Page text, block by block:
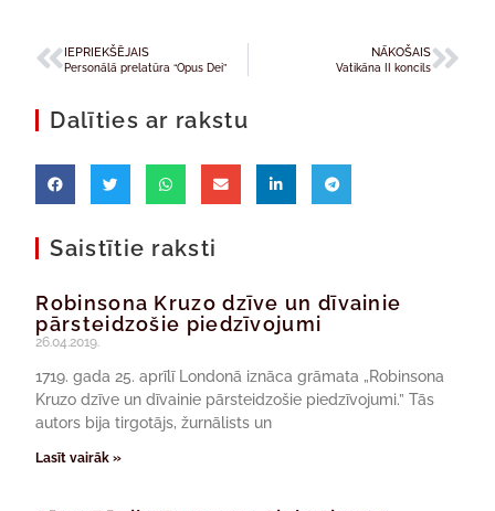
IEPRIEKŠĒJAIS
Personālā prelatūra “Opus Dei”
NĀKOŠAIS
Vatikāna II koncils
Dalīties ar rakstu
Saistītie raksti
Robinsona Kruzo dzīve un dīvainie
pārsteidzošie piedzīvojumi
26.04.2019.
1719. gada 25. aprīlī Londonā iznāca grāmata „Robinsona
Kruzo dzīve un dīvainie pārsteidzošie piedzīvojumi.” Tās
autors bija tirgotājs, žurnālists un
Lasīt vairāk »